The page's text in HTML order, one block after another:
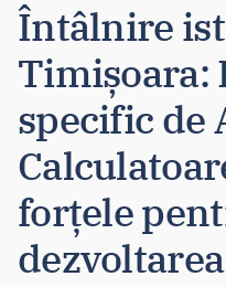
Întâlnire
Timișoara:
specific de
forțele